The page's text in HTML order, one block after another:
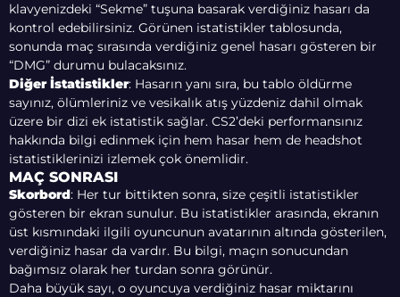
klavyenizdeki “Sekme” tuşuna basarak verdiğiniz hasarı da
kontrol edebilirsiniz. Görünen istatistikler tablosunda,
sonunda maç sırasında verdiğiniz genel hasarı gösteren bir
“DMG” durumu bulacaksınız.
Diğer İstatistikler: Hasarın yanı sıra, bu tablo öldürme
sayınız, ölümleriniz ve vesikalık atış yüzdeniz dahil olmak
üzere bir dizi ek istatistik sağlar. CS2’deki performansınız
hakkında bilgi edinmek için hem hasar hem de headshot
istatistiklerinizi izlemek çok önemlidir.
MAÇ SONRASI
Skorbord: Her tur bittikten sonra, size çeşitli istatistikler
gösteren bir ekran sunulur. Bu istatistikler arasında, ekranın
üst kısmındaki ilgili oyuncunun avatarının altında gösterilen,
verdiğiniz hasar da vardır. Bu bilgi, maçın sonucundan
bağımsız olarak her turdan sonra görünür.
Daha büyük sayı, o oyuncuya verdiğiniz hasar miktarını